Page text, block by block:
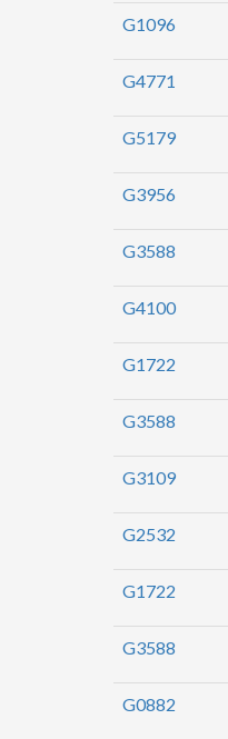
G1096
G4771
G5179
G3956
G3588
G4100
G1722
G3588
G3109
G2532
G1722
G3588
G0882